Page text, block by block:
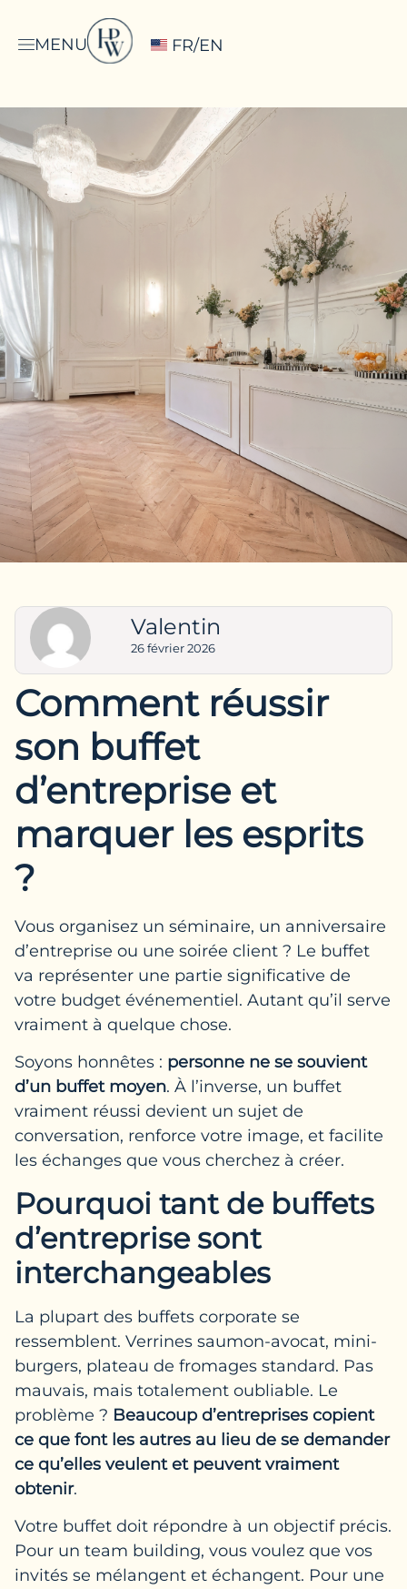
MENU FR/EN
Valentin
26 février 2026
Comment réussir
son buffet
d’entreprise et
marquer les esprits
?
Vous organisez un séminaire, un anniversaire
d’entreprise ou une soirée client ? Le buffet
va représenter une partie significative de
votre budget événementiel. Autant qu’il serve
vraiment à quelque chose.
Soyons honnêtes : personne ne se souvient
d’un buffet moyen. À l’inverse, un buffet
vraiment réussi devient un sujet de
conversation, renforce votre image, et facilite
les échanges que vous cherchez à créer.
Pourquoi tant de buffets
d’entreprise sont
interchangeables
La plupart des buffets corporate se
ressemblent. Verrines saumon-avocat, mini-
burgers, plateau de fromages standard. Pas
mauvais, mais totalement oubliable. Le
problème ? Beaucoup d’entreprises copient
ce que font les autres au lieu de se demander
ce qu’elles veulent et peuvent vraiment
obtenir.
Votre buffet doit répondre à un objectif précis.
Pour un team building, vous voulez que vos
invités se mélangent et échangent. Pour une